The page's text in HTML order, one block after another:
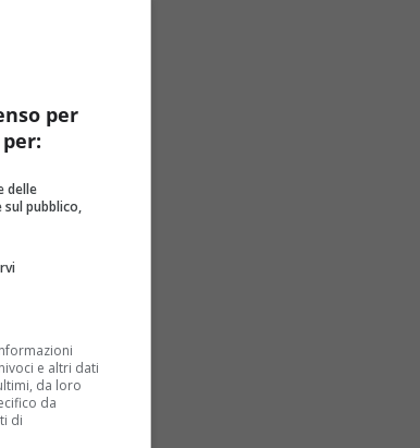
per
delle
pubblico,
e altri dati
da loro
da
di